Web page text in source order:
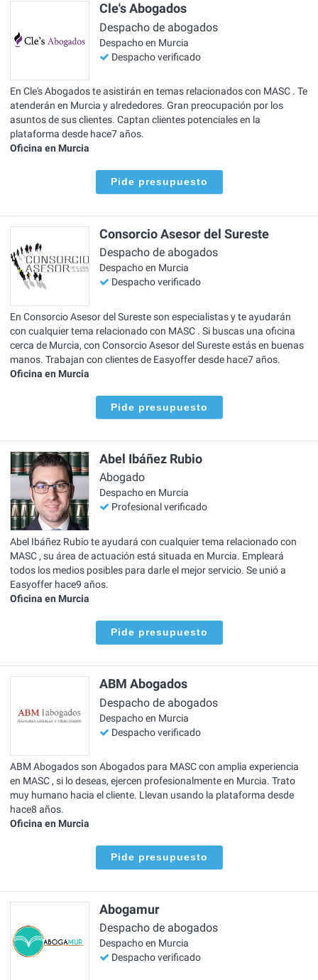
Cle's Abogados
Despacho de abogados
Despacho en Murcia
Despacho verificado
En Cle's Abogados te asistirán en temas relacionados con MASC . Te
atenderán en Murcia y alrededores. Gran preocupación por los
asuntos de sus clientes. Captan clientes potenciales en la
plataforma desde hace7 años.
Oficina en Murcia
Pide presupuesto
Consorcio Asesor del Sureste
Despacho de abogados
Despacho en Murcia
Despacho verificado
En Consorcio Asesor del Sureste son especialistas y te ayudarán
con cualquier tema relacionado con MASC . Si buscas una oficina
cerca de Murcia, con Consorcio Asesor del Sureste estás en buenas
manos. Trabajan con clientes de Easyoffer desde hace7 años.
Oficina en Murcia
Pide presupuesto
Abel Ibáñez Rubio
Abogado
Despacho en Murcia
Profesional verificado
Abel Ibáñez Rubio te ayudará con cualquier tema relacionado con
MASC , su área de actuación está situada en Murcia. Empleará
todos los medios posibles para darle el mejor servicio. Se unió a
Easyoffer hace9 años.
Oficina en Murcia
Pide presupuesto
ABM Abogados
Despacho de abogados
Despacho en Murcia
Despacho verificado
ABM Abogados son Abogados para MASC con amplia experiencia
en MASC , si lo deseas, ejercen profesionalmente en Murcia. Trato
muy humano hacia el cliente. Llevan usando la plataforma desde
hace8 años.
Oficina en Murcia
Pide presupuesto
Abogamur
Despacho de abogados
Despacho en Murcia
Despacho verificado